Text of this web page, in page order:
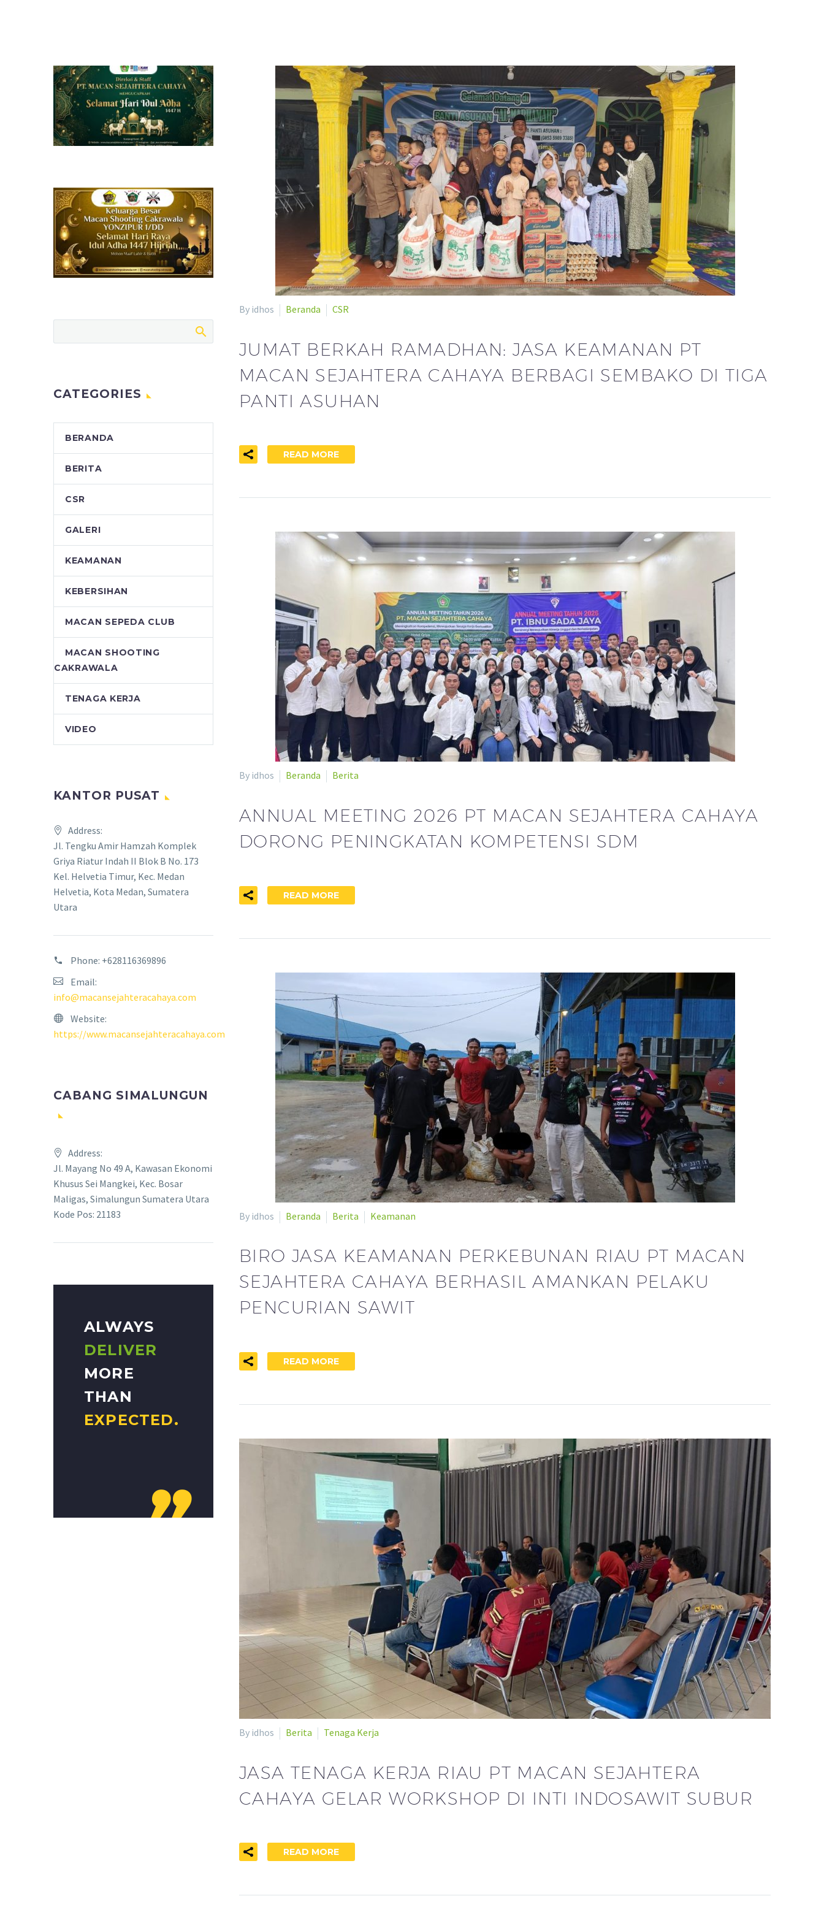
By idhos Beranda CSR
JUMAT BERKAH RAMADHAN: JASA KEAMANAN PT
MACAN SEJAHTERA CAHAYA BERBAGI SEMBAKO DI TIGA
PANTI ASUHAN
READ MORE
By idhos Beranda Berita
ANNUAL MEETING 2026 PT MACAN SEJAHTERA CAHAYA
DORONG PENINGKATAN KOMPETENSI SDM
READ MORE
By idhos Beranda Berita Keamanan
BIRO JASA KEAMANAN PERKEBUNAN RIAU PT MACAN
SEJAHTERA CAHAYA BERHASIL AMANKAN PELAKU
PENCURIAN SAWIT
READ MORE
By idhos Berita Tenaga Kerja
JASA TENAGA KERJA RIAU PT MACAN SEJAHTERA
CAHAYA GELAR WORKSHOP DI INTI INDOSAWIT SUBUR
READ MORE
CATEGORIES
BERANDA
BERITA
CSR
GALERI
KEAMANAN
KEBERSIHAN
MACAN SEPEDA CLUB
MACAN SHOOTING
CAKRAWALA
TENAGA KERJA
VIDEO
KANTOR PUSAT
Address:
Jl. Tengku Amir Hamzah Komplek
Griya Riatur Indah II Blok B No. 173
Kel. Helvetia Timur, Kec. Medan
Helvetia, Kota Medan, Sumatera
Utara
Phone: +628116369896
Email:
info@macansejahteracahaya.com
Website:
https://www.macansejahteracahaya.com
CABANG SIMALUNGUN
Address:
Jl. Mayang No 49 A, Kawasan Ekonomi
Khusus Sei Mangkei, Kec. Bosar
Maligas, Simalungun Sumatera Utara
Kode Pos: 21183
ALWAYS
DELIVER
MORE
THAN
EXPECTED.
